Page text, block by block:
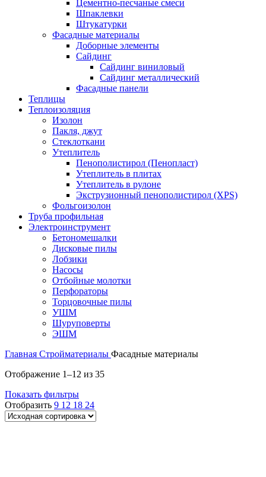
Цементно-песчаные смеси
Шпаклевки
Штукатурки
Фасадные материалы
Доборные элементы
Сайдинг
Сайдинг виниловый
Сайдинг металлический
Фасадные панели
Теплицы
Теплоизоляция
Изолон
Пакля, джут
Стеклоткани
Утеплитель
Пенополистирол (Пенопласт)
Утеплитель в плитах
Утеплитель в рулоне
Экструзионный пенополистирол (XPS)
Фольгоизолон
Труба профильная
Электроинструмент
Бетономешалки
Дисковые пилы
Лобзики
Насосы
Отбойные молотки
Перфораторы
Торцовочные пилы
УШМ
Шуруповерты
ЭШМ
Главная Стройматериалы Фасадные материалы
Отображение 1–12 из 35
Показать фильтры
Отобразить 9 12 18 24